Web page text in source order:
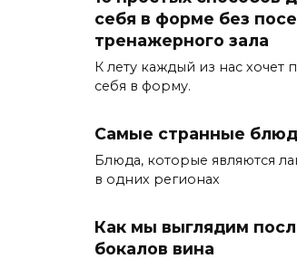
себя в форме без
тренажерного зала
К лету каждый из нас хочет
себя в форму.
Самые странные
Блюда, которые являются
в одних регионах
Как мы выглядим
бокалов вина